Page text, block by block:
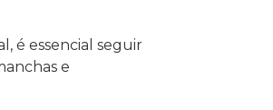
é essencial seguir
e